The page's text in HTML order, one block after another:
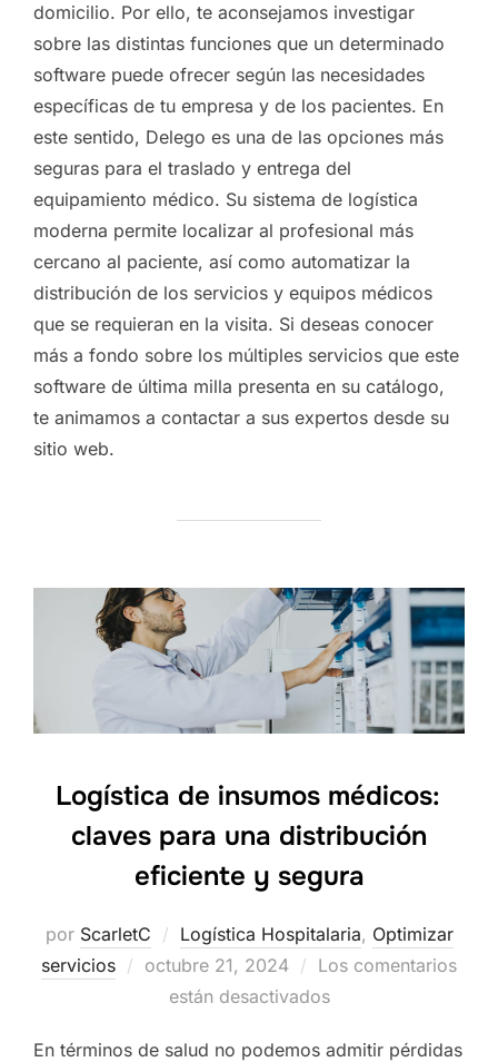
domicilio. Por ello, te aconsejamos investigar
sobre las distintas funciones que un determinado
software puede ofrecer según las necesidades
específicas de tu empresa y de los pacientes. En
este sentido, Delego es una de las opciones más
seguras para el traslado y entrega del
equipamiento médico. Su sistema de logística
moderna permite localizar al profesional más
cercano al paciente, así como automatizar la
distribución de los servicios y equipos médicos
que se requieran en la visita. Si deseas conocer
más a fondo sobre los múltiples servicios que este
software de última milla presenta en su catálogo,
te animamos a contactar a sus expertos desde su
sitio web.
Logística de insumos médicos:
claves para una distribución
eficiente y segura
por ScarletC Logística Hospitalaria, Optimizar
servicios
Publicado
octubre 21, 2024
Los comentarios
están desactivados
En términos de salud no podemos admitir pérdidas